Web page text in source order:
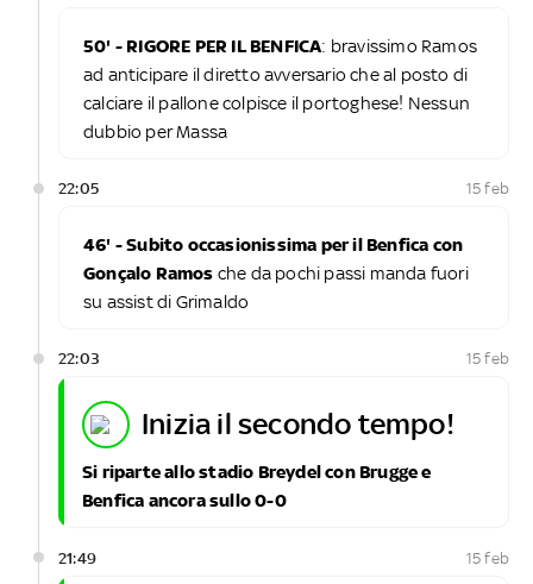
50' - RIGORE PER IL BENFICA: bravissimo Ramos
ad anticipare il diretto avversario che al posto di
calciare il pallone colpisce il portoghese! Nessun
dubbio per Massa
22:05 15 feb
46' - Subito occasionissima per il Benfica con
Gonçalo Ramos che da pochi passi manda fuori
su assist di Grimaldo
22:03 15 feb
inizia il secondo tempo!
Si riparte allo stadio Breydel con Brugge e
Benfica ancora sullo 0-0
21:49 15 feb